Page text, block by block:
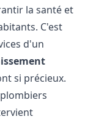
la santé et
C'est
d'un
si précieux.